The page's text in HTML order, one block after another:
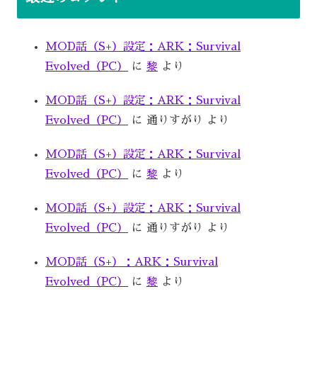
MOD話（S+）設定：ARK：Survival
Evolved（PC）
に 黎 より
MOD話（S+）設定：ARK：Survival
Evolved（PC）
に 通りすがり より
MOD話（S+）設定：ARK：Survival
Evolved（PC）
に 黎 より
MOD話（S+）設定：ARK：Survival
Evolved（PC）
に 通りすがり より
MOD話（S+）：ARK：Survival
Evolved（PC）
に 黎 より